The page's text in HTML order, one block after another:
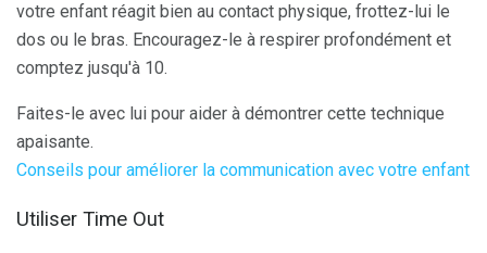
votre enfant réagit bien au contact physique, frottez-lui le
dos ou le bras. Encouragez-le à respirer profondément et
comptez jusqu'à 10.
Faites-le avec lui pour aider à démontrer cette technique
apaisante.
Conseils pour améliorer la communication avec votre enfant
Utiliser Time Out